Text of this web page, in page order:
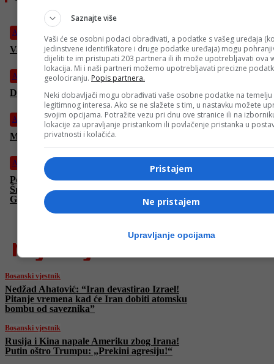
Arhiva
Vapaji umiruće djece Gaze
Arhiva
Dženan Skelića: Uspavanka za Amru M.
Arhiva
Ministar zdravlja RS najavio nove mjere zbog korona virusa
Arhiva
Politički Beskućnik: Da li je nereagovanje Cvijanovićeve, o
Šmitovom pismu, “Generalna proba” da potpuno ućuti;
Granica Vremena za Bijeg Postoji
najnovije
Bosanski vjestnik
Nedžad Ahatović: “Iran devastirao Izrael!
Pitanje vremena kad će Iran dobiti atomsku
bombu od saveznika”
Bosanski vjestnik
Rusija i Kina napale Ameriku zbog Irana!
Putin oštro Trumpu: „Prekini agresiju!“
Saznajte više
Vaši će se osobni podaci obrađivati, a podatke s vašeg uređaja
jedinstvene identifikatore i druge podatke uređaja) mogu
dijeliti te im pristupati 203 partnera ili ih može upotrebljavati ova
lokacija. Mi i naši partneri možemo upotrebljavati precizne
geolociranju. Popis partnera.
Neki dobavljači mogu obrađivati vaše osobne podatke na temelju
legitimnog interesa. Ako se ne slažete s tim, u nastavku možete
svojim opcijama. Potražite vezu pri dnu ove stranice ili na
lokacije za upravljanje pristankom ili povlačenje pristanka u
privatnosti i kolačića.
Pristajem
Ne pristajem
Upravljanje opcijama